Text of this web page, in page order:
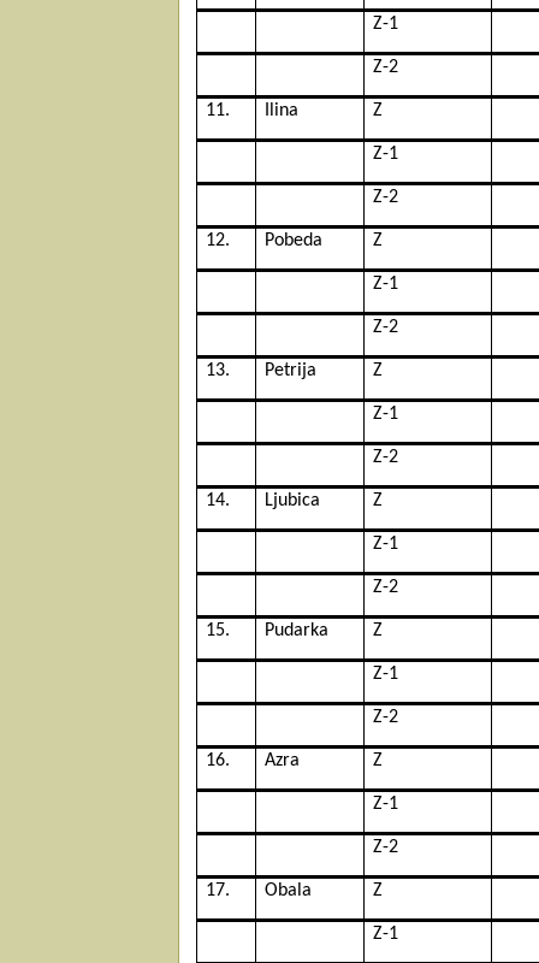
Z-1
Z-2
11. Ilina Z
Z-1
Z-2
12. Pobeda Z
Z-1
Z-2
13. Petrija Z
Z-1
Z-2
14. Ljubica Z
Z-1
Z-2
15. Pudarka Z
Z-1
Z-2
16. Azra Z
Z-1
Z-2
17. Obala Z
Z-1